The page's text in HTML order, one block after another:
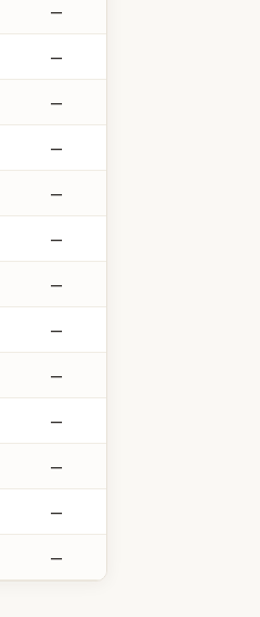
—
—
—
—
—
—
—
—
—
—
—
—
—